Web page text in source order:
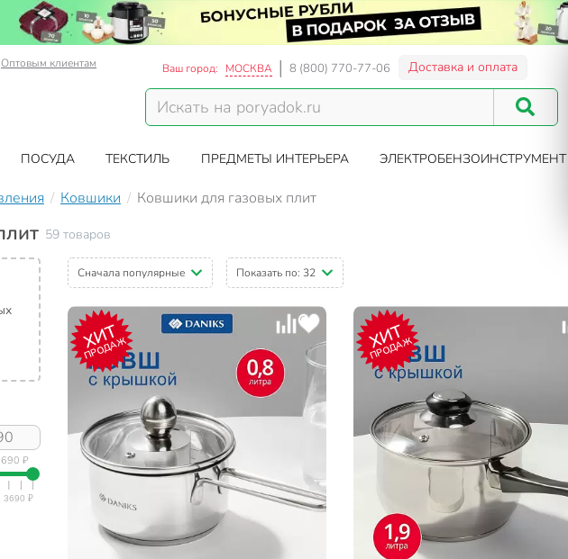
Оптовым клиентам Ваш город: МОСКВА 8 (800) 770-77-06 Доставка и оплата
ПОСУДА ТЕКСТИЛЬ ПРЕДМЕТЫ ИНТЕРЬЕРА ЭЛЕКТРОБЕНЗОИНСТРУМЕНТ
Ковшики Ковшики для газовых плит
59 товаров
₽
Сначала популярные Показать по: 32
ХИТ
ПРОДАЖ ХИТ
ПРОДАЖ